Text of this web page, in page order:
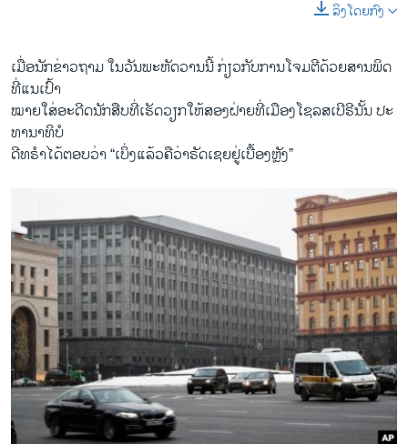
ລິງໂດຍກົງ
ເມື່ອ​ນັກ​ຂ່າວ​ຖາມ ໃນ​ວັນ​ພະຫັດ​ວານ​ນີ້ ​ກ່ຽວ​ກັບ​ການ​ໂຈມ​ຕີ​ດ້ວຍ​ສານພິດ
ທີ່​ແນ​ເປົ້າ​
ໝາຍ​ໃສ່​ອະດີດ​ນັກ​ສືບທີ່ເຮັດວຽກໃຫ້​ສອງ​ຝ່າຍ​ທີ່ເມືອງ​ໂຊລສເບີຣີນັ້ນ ປະ
ທານາທິບໍ
ດີທຣໍາ​ໄດ້​ຕອບ​ວ່າ “​ເບິ່ງ​ແລ້ວ​ຄື​ວ່າຣັດ​ເ​ຊຍ​ຢູ່​ເບື້ອງ​ຫຼັງ”